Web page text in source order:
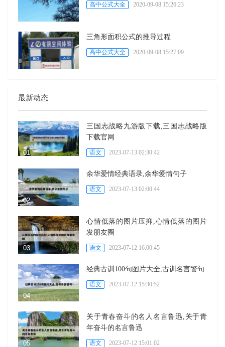
高中公式大全 2020-09-08 15:26:23
三角形面积公式的推导过程
高中公式大全 2020-09-08 15:27:09
最新动态
三国志战略九游版下载,三国志战略版
下载官网
语文 2023-07-13 02:30:42
余华爱情经典语录,余华爱情句子
语文 2023-07-13 02:00:44
心情低落的图片压抑,心情低落的图片
发朋友圈
语文 2023-07-12 16:00:45
经典古训100句图片大全,古训名言警句
语文 2023-07-12 15:30:52
关于青春奋斗的名人名言鲁迅,关于青
年奋斗的名言鲁迅
语文 2023-07-12 15:01:02